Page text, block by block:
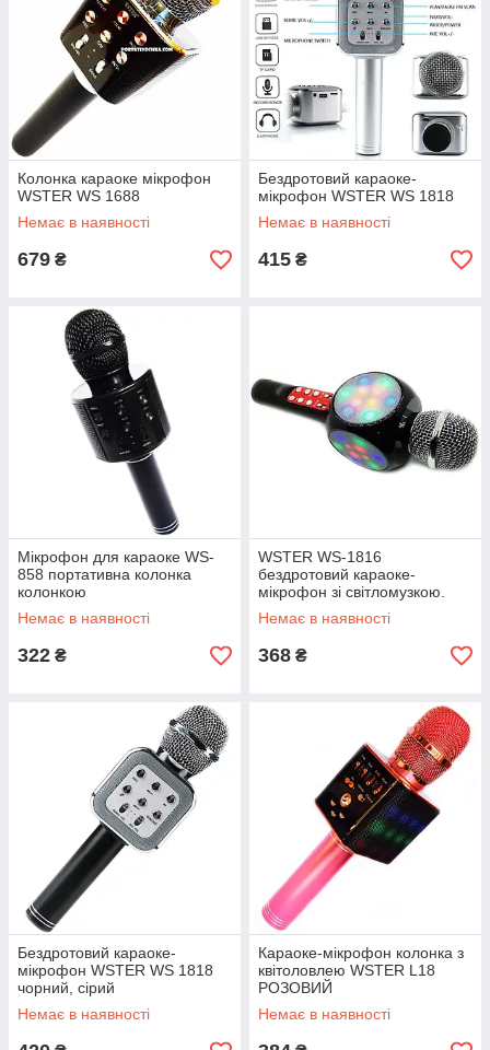
Колонка караоке мікрофон
WSTER WS 1688
Немає в наявності
679 ₴
Бездротовий караоке-
мікрофон WSTER WS 1818
Немає в наявності
415 ₴
Мікрофон для караоке WS-
858 портативна колонка
колонкою
Немає в наявності
322 ₴
WSTER WS-1816
бездротовий караоке-
мікрофон зі світломузкою.
Дитячий мікрофон.
Немає в наявності
368 ₴
Бездротовий караоке-
мікрофон WSTER WS 1818
чорний, сірий
Немає в наявності
Караоке-мікрофон колонка з
квітоловлею WSTER L18
РОЗОВИЙ
Немає в наявності